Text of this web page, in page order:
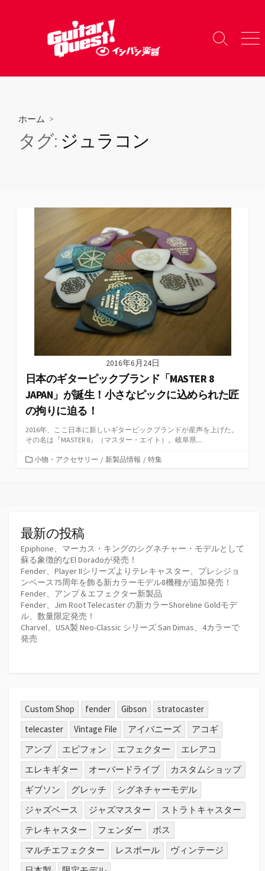
へ
検
り
メ
ー
ホーム >
タグ: ジュラコン
2016年6月24日
日本のギターピックブランド「MASTER 8
JAPAN」が誕生！小さなピックに込められた匠
の拘りに迫る！
2016年、ここ日本に新しいギターピックブランドが産声を上げた。
その名は『MASTER 8』（マスター・エイト）。岐阜県...
カ小物・アクセサリー / 新製品情報 / 特集
最新の投稿
Epiphone、マーカス・キングのシグネチャー・モデルとして
蘇る象徴的なEl Doradoが発売！
Fender、Player IIシリーズよりテレキャスター、プレシジョ
ンベース75周年を飾る新カラーモデル8機種が追加発売！
Fender、アンプ＆エフェクター新製品
Fender、Jim Root Telecaster の新カラーShoreline Goldモデ
ル、数量限定発売！
Charvel、USA製 Neo-Classic シリーズ San Dimas、4カラーで
発売
Custom Shop fender Gibson
stratocaster
telecaster
Vintage File アイバニーズ
アコギ
アンプ
エピフォン エフェクター
エレアコ
エレキギター
オーバードライブ
カスタムショップ
ギブソン
グレッチ
シグネチャーモデル
ジャズベース
ジャズマスター
ストラトキャスター
テレキャスター
フェンダー
ボス
マルチエフェクター
レスポール
ヴィンテージ